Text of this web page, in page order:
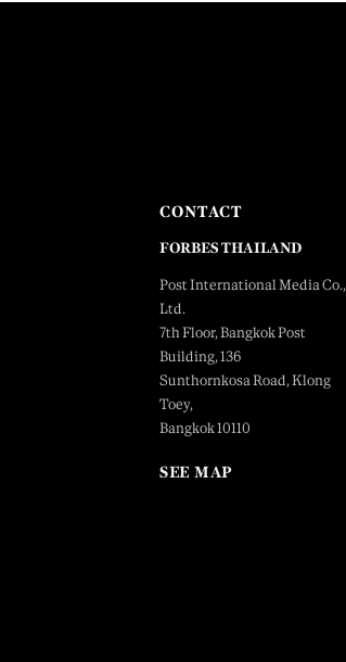
CONTACT
FORBES THAILAND
Post International Media Co.,
Ltd.
7th Floor, Bangkok Post
Building, 136
Sunthornkosa Road, Klong
Toey,
Bangkok 10110
SEE MAP